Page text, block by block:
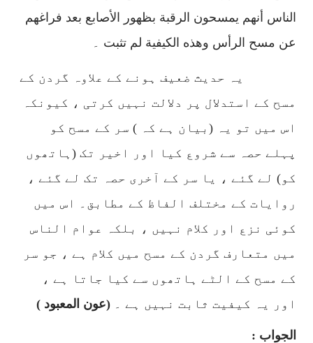
الناس أنهم يمسحون الرقبة بظهور الأصابع بعد فراغهم
عن مسح الرأس وهذه الكيفية لم تثبت ۔
یہ حدیث ضعیف ہونے کے علاوہ گردن کے
مسح کے استدلال پر دلالت نہیں کرتی ، کیونکہ
اس میں تو یہ (بیان ہے کہ ) سر کے مسح کو
پہلے حصہ سے شروع کیا اور اخیر تک (ہاتھوں
کو) لے گئے ، یا سر کے آخری حصہ تک لے گئے ،
روایات کے مختلف الفاظ کے مطابق۔ اس میں
کوئی نزع اور کلام نہیں ، بلکہ عوام الناس
میں متعارف گردن کے مسح میں کلام ہے ، جو سر
کے مسح کے الٹے ہاتھوں سے کیا جاتا ہے ،
اور یہ کیفیت ثابت نہیں ہے ۔ (عون المعبود )
الجواب :